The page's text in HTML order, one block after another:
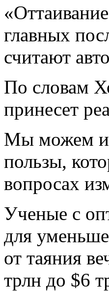
главных
считают
По словам
принесет
Мы можем
пользы,
вопросах
Ученые с
для
от таяния
трлн до $6